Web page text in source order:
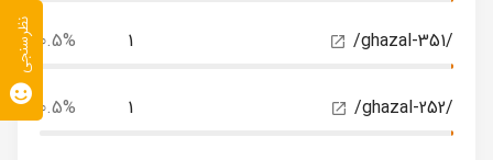
/ghazal-351/
1
0.5%
/ghazal-252/
1
0.5%
نظرسنجی